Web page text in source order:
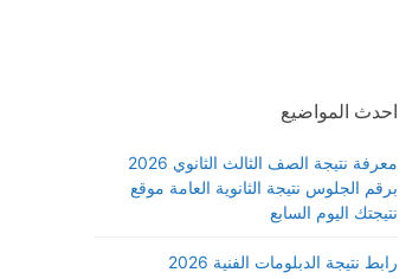
احدث المواضيع
معرفة نتيجة الصف الثالث الثانوي 2026
برقم الجلوس نتيجة الثانوية العامة موقع
نتيجتك اليوم السابع
رابط نتيجة الدبلومات الفنية 2026